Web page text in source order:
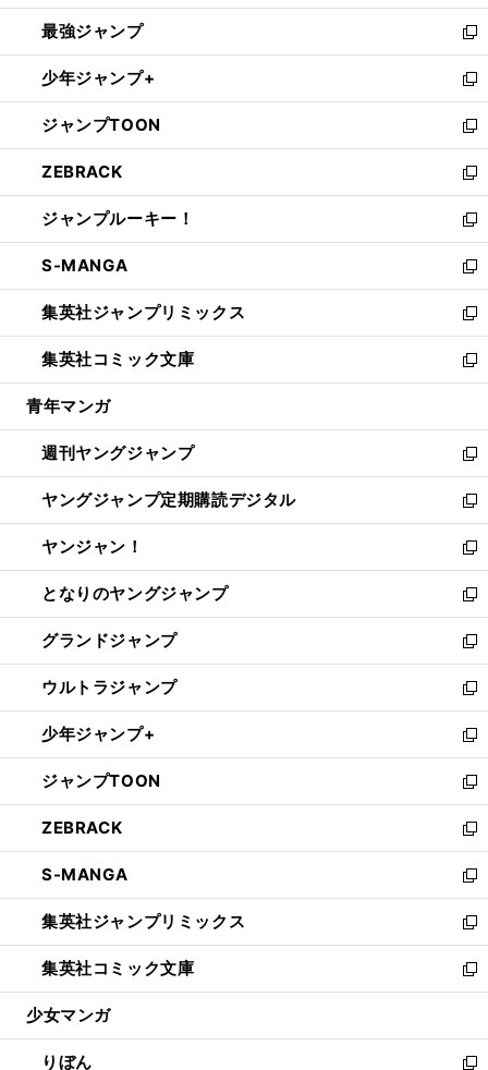
ン
ド
ウ
で
開
く
ウ
ィ
ン
ド
ウ
で
開
く
し
い
ウ
ィ
ン
ド
ウ
で
開
く
最強ジャンプ
新
し
い
ウ
ィ
ン
ド
ウ
で
開
く
少年ジャンプ+
新
し
い
ウ
ィ
ン
ド
ウ
で
開
く
ジャンプTOON
新
し
い
ウ
ィ
ン
ド
ウ
で
開
く
ZEBRACK
新
し
い
ウ
ィ
ン
ド
ウ
で
開
ジャンプルーキー！
新
し
い
ウ
ィ
ン
ド
ウ
開
く
S-MANGA
新
し
い
ウ
ィ
ン
ウ
で
開
く
集英社ジャンプリミックス
新
し
い
ウ
ン
ド
ウ
で
開
く
集英社コミック文庫
新
し
ウ
ィ
ン
ド
ウ
で
開
く
青年マンガ
週刊ヤングジャンプ
新
し
い
ウ
ィ
ン
ド
ウ
で
開
く
ヤングジャンプ定期購読デジタル
新
し
い
ウ
ィ
ン
ド
ウ
で
開
く
ヤンジャン！
新
し
い
ウ
ィ
ン
ド
ウ
で
開
く
となりのヤングジャンプ
新
し
い
ウ
ィ
ン
ド
ウ
で
開
く
グランドジャンプ
新
し
い
ウ
ィ
ン
ド
ウ
で
開
く
ウルトラジャンプ
新
し
い
ウ
ィ
ン
ド
ウ
で
開
く
少年ジャンプ+
新
し
い
ウ
ィ
ン
ド
ウ
で
開
く
ジャンプTOON
新
し
い
ウ
ィ
ン
ド
ウ
で
開
ZEBRACK
新
し
い
ウ
ィ
ン
ド
ウ
開
く
S-MANGA
新
し
い
ウ
ィ
ン
ウ
で
集英社ジャンプリミックス
新
し
い
ウ
ン
ド
集英社コミック文庫
新
し
ウ
ィ
少女マンガ
りぼん